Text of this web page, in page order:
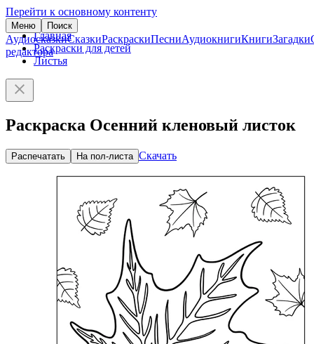
Перейти к основному контенту
Меню Поиск
АудиосказкиСказкиРаскраскиПесниАудиокнигиКнигиЗагадки
редактора
Главная
Раскраски для детей
Листья
Раскраска Осенний кленовый листок
Распечатать На пол-листа Скачать